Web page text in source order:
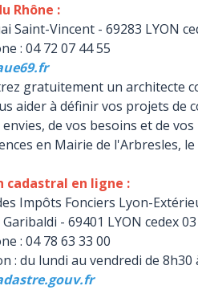
Rhône :
Saint-Vincent - 69283 LYON
: 04 72 07 44 55
gratuitement un architecte
aider à définir vos projets de
de vos besoins et de
en Mairie de l'Arbresles,
cadastral en ligne :
Impôts Fonciers Lyon-
- 69401 LYON cedex 03
: 04 78 63 33 00
: du lundi au vendredi de